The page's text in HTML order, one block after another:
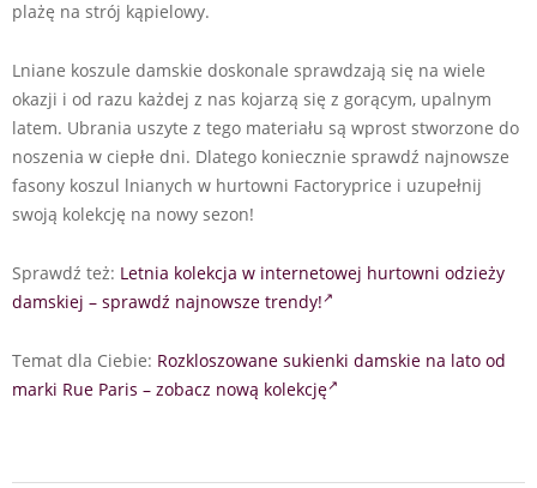
plażę na strój kąpielowy.
Lniane koszule damskie doskonale sprawdzają się na wiele
okazji i od razu każdej z nas kojarzą się z gorącym, upalnym
latem. Ubrania uszyte z tego materiału są wprost stworzone do
noszenia w ciepłe dni. Dlatego koniecznie sprawdź najnowsze
fasony koszul lnianych w hurtowni Factoryprice i uzupełnij
swoją kolekcję na nowy sezon!
Sprawdź też: Letnia kolekcja w internetowej hurtowni odzieży
damskiej – sprawdź najnowsze trendy!
Temat dla Ciebie: Rozkloszowane sukienki damskie na lato od
marki Rue Paris – zobacz nową kolekcję